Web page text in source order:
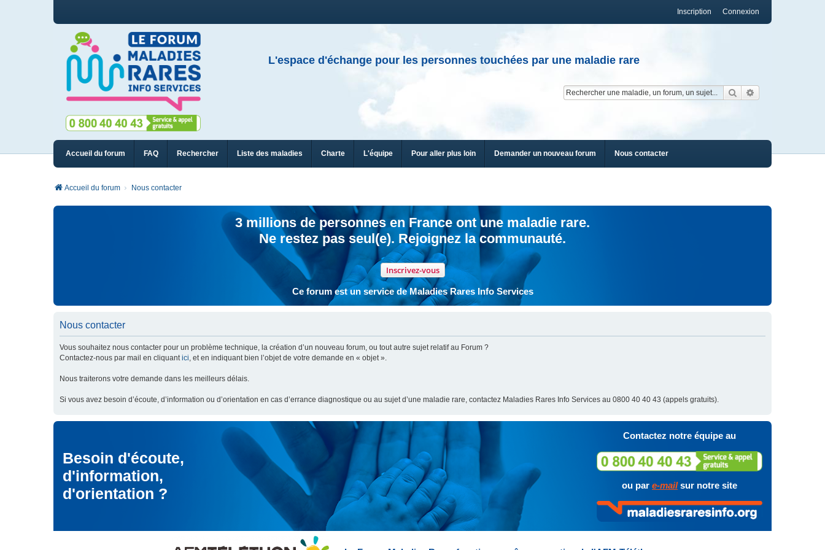
Connexion
Inscription
L'espace d'échange pour les personnes touchées par une maladie rare
Rechercher
Accueil du forum FAQ Rechercher Liste des maladies Charte L'équipe Pour aller plus loin Demander un nouveau forum Nous contacter
Accueil du forum Nous contacter
3 millions de personnes en France ont une maladie rare.
Ne restez pas seul(e). Rejoignez la communauté.
Inscrivez-vous
Ce forum est un service de Maladies Rares Info Services
Nous contacter
Vous souhaitez nous contacter pour un problème technique, la création d’un nouveau forum, ou tout autre sujet relatif au Forum ?
Contactez-nous par mail en cliquantici, et en indiquant bien l’objet de votre demande en « objet ».
Nous traiterons votre demande dans les meilleurs délais.
Si vous avez besoin d’écoute, d’information ou d’orientation en cas d’errance diagnostique ou au sujet d’une maladie rare, contactez Maladies Rares Info Services au 0800 40 40 43 (appels gratuits).
Besoin d'écoute,
d'information,
d'orientation ?
Contactez notre équipe au
ou par e-mailsur notre site